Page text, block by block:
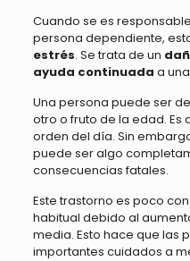
Cuando se es
persona dependiente,
estrés. Se trata de un
ayuda continuada a
Una persona puede ser
otro o fruto de la edad.
orden del día. Sin
puede ser algo
consecuencias fatales.
Este trastorno es poco
habitual debido al
media. Esto hace que las
importantes cuidados a